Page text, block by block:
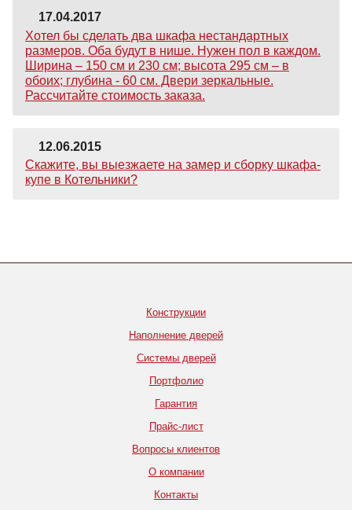
17.04.2017
Хотел бы сделать два шкафа нестандартных
размеров. Оба будут в нише. Нужен пол в каждом.
Ширина – 150 см и 230 см; высота 295 см – в
обоих; глубина - 60 см. Двери зеркальные.
Рассчитайте стоимость заказа.
12.06.2015
Скажите, вы выезжаете на замер и сборку шкафа-
купе в Котельники?
Конструкции
Наполнение дверей
Системы дверей
Портфолио
Гарантия
Прайс-лист
Вопросы клиентов
О компании
Контакты